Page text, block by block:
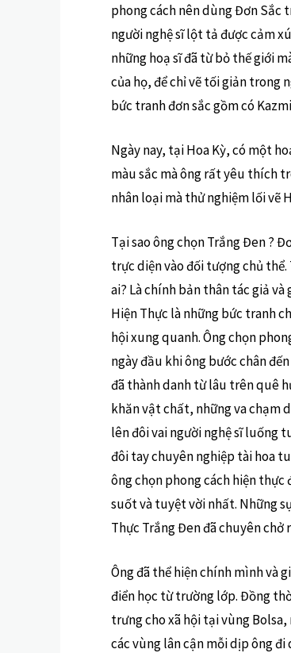
phong cách nên dùng Đơn
người nghệ sĩ lột tả được cảm
những hoạ sĩ đã từ bỏ thế giới
của họ, để chỉ vẽ tối giản trong
bức tranh đơn sắc gồm có
Ngày nay, tại Hoa Kỳ, có một
màu sắc mà ông rất yêu thích
nhân loại mà thử nghiệm lối vẽ
Tại sao ông chọn Trắng Đen ?
trực diện vào đối tượng chủ
ai? Là chính bản thân tác giả và
Hiện Thực là những bức tranh
hội xung quanh. Ông chọn
ngày đầu khi ông bước chân
đã thành danh từ lâu trên quê
khăn vật chất, những va chạm
lên đôi vai người nghệ sĩ luống
đôi tay chuyên nghiệp tài hoa
ông chọn phong cách hiện
suốt và tuyệt vời nhất. Những
Thực Trắng Đen đã chuyên chở
Ông đã thể hiện chính mình và
điển học từ trường lớp. Đồng
trưng cho xã hội tại vùng
các vùng lân cận mỗi dịp ông